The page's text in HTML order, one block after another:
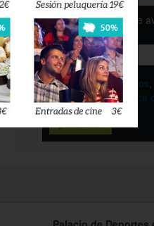
Déjanos tu email y te
esté disponible
Acepto los términos,
privacidadyla política